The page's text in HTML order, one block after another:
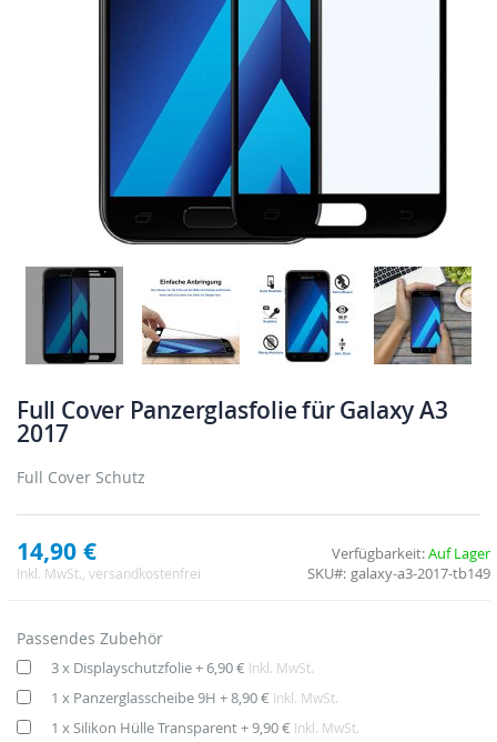
Full Cover Panzerglasfolie für Galaxy A3
2017
Full Cover Schutz
14,90 €
Inkl. MwSt. , versandkostenfrei
Verfügbarkeit:Auf Lager
SKU
galaxy-a3-2017-tb149
Passendes Zubehör
3 x Displayschutzfolie+6,90 € Inkl. MwSt.
1 x Panzerglasscheibe 9H +8,90 € Inkl. MwSt.
1 x Silikon Hülle Transparent+9,90 € Inkl. MwSt.